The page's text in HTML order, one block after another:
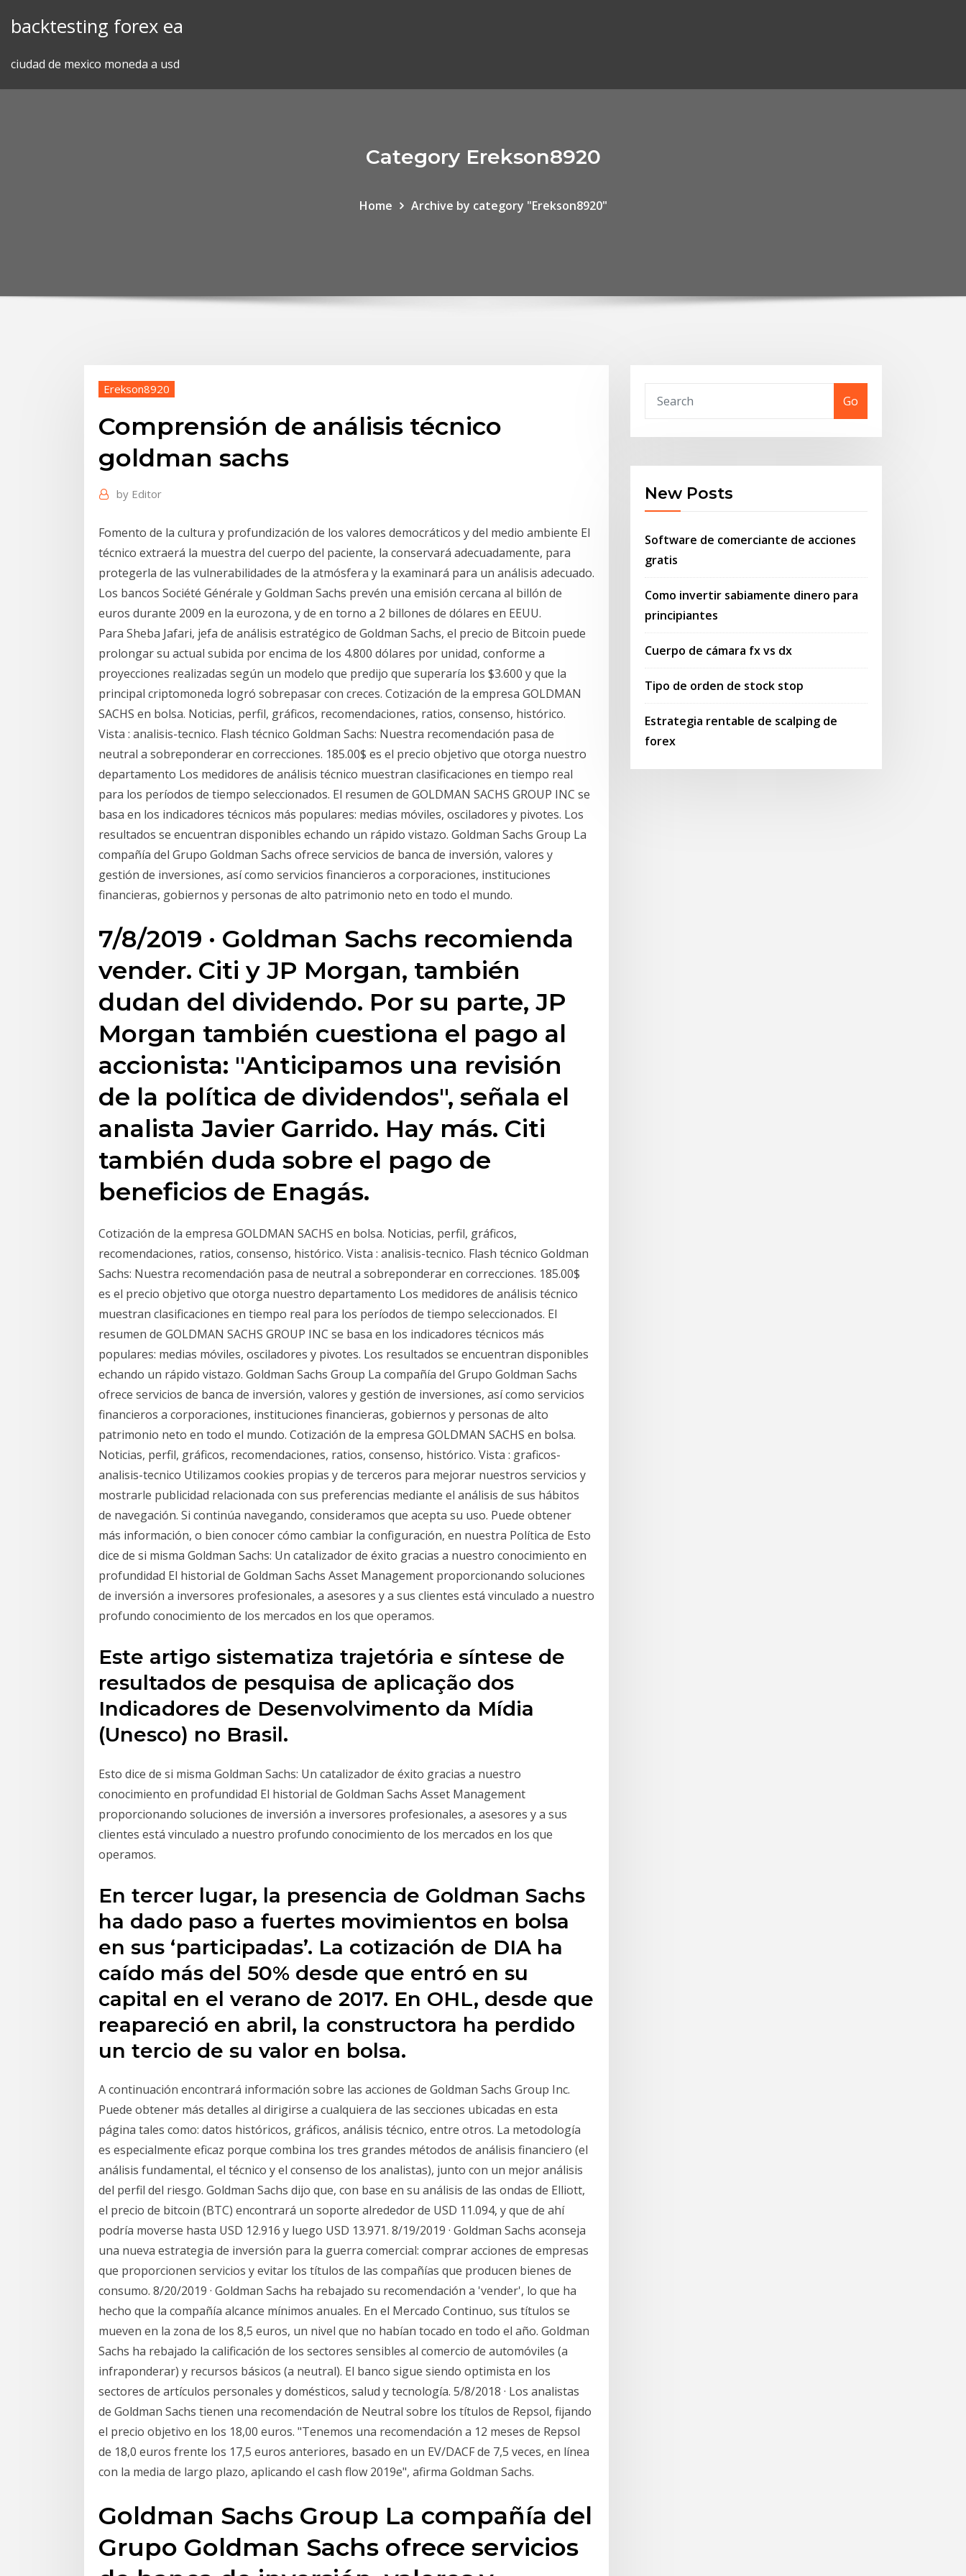
backtesting forex ea
ciudad de mexico moneda a usd
Category Erekson8920
Home Archive by category "Erekson8920"
Erekson8920
Comprensión de análisis técnico
goldman sachs
by Editor
Fomento de la cultura y profundización de los valores democráticos y del medio ambiente El
técnico extraerá la muestra del cuerpo del paciente, la conservará adecuadamente, para
protegerla de las vulnerabilidades de la atmósfera y la examinará para un análisis adecuado.
Los bancos Société Générale y Goldman Sachs prevén una emisión cercana al billón de
euros durante 2009 en la eurozona, y de en torno a 2 billones de dólares en EEUU.
Para Sheba Jafari, jefa de análisis estratégico de Goldman Sachs, el precio de Bitcoin puede
prolongar su actual subida por encima de los 4.800 dólares por unidad, conforme a
proyecciones realizadas según un modelo que predijo que superaría los $3.600 y que la
principal criptomoneda logró sobrepasar con creces. Cotización de la empresa GOLDMAN
SACHS en bolsa. Noticias, perfil, gráficos, recomendaciones, ratios, consenso, histórico.
Vista : analisis-tecnico. Flash técnico Goldman Sachs: Nuestra recomendación pasa de
neutral a sobreponderar en correcciones. 185.00$ es el precio objetivo que otorga nuestro
departamento Los medidores de análisis técnico muestran clasificaciones en tiempo real
para los períodos de tiempo seleccionados. El resumen de GOLDMAN SACHS GROUP INC se
basa en los indicadores técnicos más populares: medias móviles, osciladores y pivotes. Los
resultados se encuentran disponibles echando un rápido vistazo. Goldman Sachs Group La
compañía del Grupo Goldman Sachs ofrece servicios de banca de inversión, valores y
gestión de inversiones, así como servicios financieros a corporaciones, instituciones
financieras, gobiernos y personas de alto patrimonio neto en todo el mundo.
7/8/2019 · Goldman Sachs recomienda
vender. Citi y JP Morgan, también
dudan del dividendo. Por su parte, JP
Morgan también cuestiona el pago al
accionista: "Anticipamos una revisión
de la política de dividendos", señala el
analista Javier Garrido. Hay más. Citi
también duda sobre el pago de
beneficios de Enagás.
Cotización de la empresa GOLDMAN SACHS en bolsa. Noticias, perfil, gráficos,
recomendaciones, ratios, consenso, histórico. Vista : analisis-tecnico. Flash técnico Goldman
Sachs: Nuestra recomendación pasa de neutral a sobreponderar en correcciones. 185.00$
es el precio objetivo que otorga nuestro departamento Los medidores de análisis técnico
muestran clasificaciones en tiempo real para los períodos de tiempo seleccionados. El
resumen de GOLDMAN SACHS GROUP INC se basa en los indicadores técnicos más
populares: medias móviles, osciladores y pivotes. Los resultados se encuentran disponibles
echando un rápido vistazo. Goldman Sachs Group La compañía del Grupo Goldman Sachs
ofrece servicios de banca de inversión, valores y gestión de inversiones, así como servicios
financieros a corporaciones, instituciones financieras, gobiernos y personas de alto
patrimonio neto en todo el mundo. Cotización de la empresa GOLDMAN SACHS en bolsa.
Noticias, perfil, gráficos, recomendaciones, ratios, consenso, histórico. Vista : graficos-
analisis-tecnico Utilizamos cookies propias y de terceros para mejorar nuestros servicios y
mostrarle publicidad relacionada con sus preferencias mediante el análisis de sus hábitos
de navegación. Si continúa navegando, consideramos que acepta su uso. Puede obtener
más información, o bien conocer cómo cambiar la configuración, en nuestra Política de Esto
dice de si misma Goldman Sachs: Un catalizador de éxito gracias a nuestro conocimiento en
profundidad El historial de Goldman Sachs Asset Management proporcionando soluciones
de inversión a inversores profesionales, a asesores y a sus clientes está vinculado a nuestro
profundo conocimiento de los mercados en los que operamos.
Este artigo sistematiza trajetória e síntese de
resultados de pesquisa de aplicação dos
Indicadores de Desenvolvimento da Mídia
(Unesco) no Brasil.
Esto dice de si misma Goldman Sachs: Un catalizador de éxito gracias a nuestro
conocimiento en profundidad El historial de Goldman Sachs Asset Management
proporcionando soluciones de inversión a inversores profesionales, a asesores y a sus
clientes está vinculado a nuestro profundo conocimiento de los mercados en los que
operamos.
En tercer lugar, la presencia de Goldman Sachs
ha dado paso a fuertes movimientos en bolsa
en sus ‘participadas’. La cotización de DIA ha
caído más del 50% desde que entró en su
capital en el verano de 2017. En OHL, desde que
reapareció en abril, la constructora ha perdido
un tercio de su valor en bolsa.
A continuación encontrará información sobre las acciones de Goldman Sachs Group Inc.
Puede obtener más detalles al dirigirse a cualquiera de las secciones ubicadas en esta
página tales como: datos históricos, gráficos, análisis técnico, entre otros. La metodología
es especialmente eficaz porque combina los tres grandes métodos de análisis financiero (el
análisis fundamental, el técnico y el consenso de los analistas), junto con un mejor análisis
del perfil del riesgo. Goldman Sachs dijo que, con base en su análisis de las ondas de Elliott,
el precio de bitcoin (BTC) encontrará un soporte alrededor de USD 11.094, y que de ahí
podría moverse hasta USD 12.916 y luego USD 13.971. 8/19/2019 · Goldman Sachs aconseja
una nueva estrategia de inversión para la guerra comercial: comprar acciones de empresas
que proporcionen servicios y evitar los títulos de las compañías que producen bienes de
consumo. 8/20/2019 · Goldman Sachs ha rebajado su recomendación a 'vender', lo que ha
hecho que la compañía alcance mínimos anuales. En el Mercado Continuo, sus títulos se
mueven en la zona de los 8,5 euros, un nivel que no habían tocado en todo el año. Goldman
Sachs ha rebajado la calificación de los sectores sensibles al comercio de automóviles (a
infraponderar) y recursos básicos (a neutral). El banco sigue siendo optimista en los
sectores de artículos personales y domésticos, salud y tecnología. 5/8/2018 · Los analistas
de Goldman Sachs tienen una recomendación de Neutral sobre los títulos de Repsol, fijando
el precio objetivo en los 18,00 euros. "Tenemos una recomendación a 12 meses de Repsol
de 18,0 euros frente los 17,5 euros anteriores, basado en un EV/DACF de 7,5 veces, en línea
con la media de largo plazo, aplicando el cash flow 2019e", afirma Goldman Sachs.
Goldman Sachs Group La compañía del
Grupo Goldman Sachs ofrece servicios
Go
New Posts
Software de comerciante de acciones
gratis
Como invertir sabiamente dinero para
principiantes
Cuerpo de cámara fx vs dx
Tipo de orden de stock stop
Estrategia rentable de scalping de
forex